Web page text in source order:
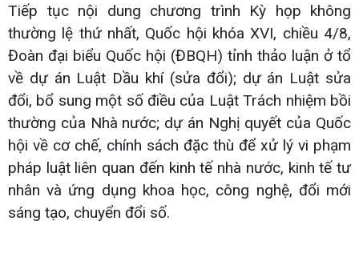
Tiếp tục nội dung chương trình Kỳ họp không
thường lệ thứ nhất, Quốc hội khóa XVI, chiều 4/8,
Đoàn đại biểu Quốc hội (ĐBQH) tỉnh thảo luận ở tổ
về dự án Luật Dầu khí (sửa đổi); dự án Luật sửa
đổi, bổ sung một số điều của Luật Trách nhiệm bồi
thường của Nhà nước; dự án Nghị quyết của Quốc
hội về cơ chế, chính sách đặc thù để xử lý vi phạm
pháp luật liên quan đến kinh tế nhà nước, kinh tế tư
nhân và ứng dụng khoa học, công nghệ, đổi mới
sáng tạo, chuyển đổi số.